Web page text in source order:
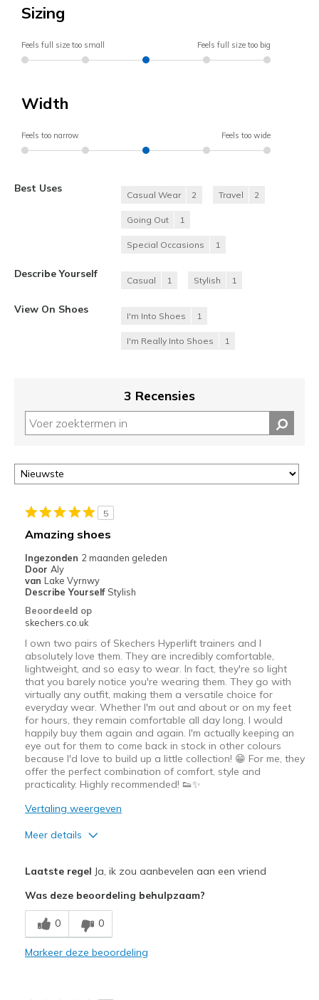
Sizing
Feels full size too small Feels full size too big
Width
Feels too narrow Feels too wide
Best Uses
Casual Wear 2 Travel 2
Going Out 1
Special Occasions 1
Describe Yourself
Casual 1 Stylish 1
View On Shoes
I'm Into Shoes 1
I'm Really Into Shoes 1
3 Recensies
5
Amazing shoes
Ingezonden 2 maanden geleden
Door Aly
van Lake Vyrnwy
Describe Yourself Stylish
Beoordeeld op
skechers.co.uk
I own two pairs of Skechers Hyperlift trainers and I
absolutely love them. They are incredibly comfortable,
lightweight, and so easy to wear. In fact, they're so light
that you barely notice you're wearing them. They go with
virtually any outfit, making them a versatile choice for
everyday wear. Whether I'm out and about or on my feet
for hours, they remain comfortable all day long. I would
happily buy them again and again. I'm actually keeping an
eye out for them to come back in stock in other colours
because I'd love to build up a little collection! 😁 For me, they
offer the perfect combination of comfort, style and
practicality. Highly recommended! 👟✨
Vertaling weergeven
Meer details
Breathe Well
Comfortable
Laatste regel Ja, ik zou aanbevelen aan een vriend
Was deze beoordeling behulpzaam?
0 0
Markeer deze beoordeling